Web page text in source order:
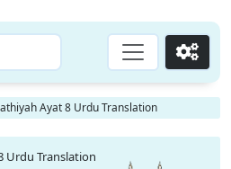
Go
Ayat 8 Urdu Translation
Urdu Translation